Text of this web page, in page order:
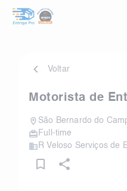
Voltar
Motorista de
São Bernardo do
Full-time
R Veloso Serviços de